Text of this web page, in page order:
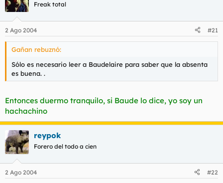
Freak total
2 Ago 2004 #21
Gañan rebuznó:
Sólo es necesario leer a Baudelaire para saber que la absenta
es buena. .
Entonces duermo tranquilo, si Baude lo dice, yo soy un
hachachino
reypok
Forero del todo a cien
2 Ago 2004 #22